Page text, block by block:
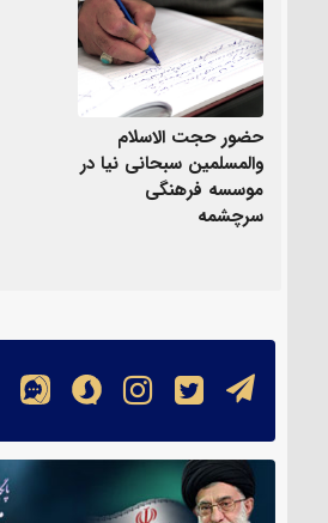
حضور حجت الاسلام
والمسلمین سبحانی نیا در
موسسه فرهنگی
سرچشمه